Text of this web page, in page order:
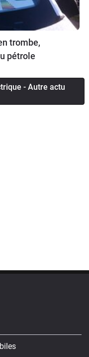
trombe,
pétrole
- Autre actu